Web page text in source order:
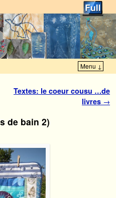
Menu ↓
Textes: le coeur cousu …de
livres →
de bain 2)